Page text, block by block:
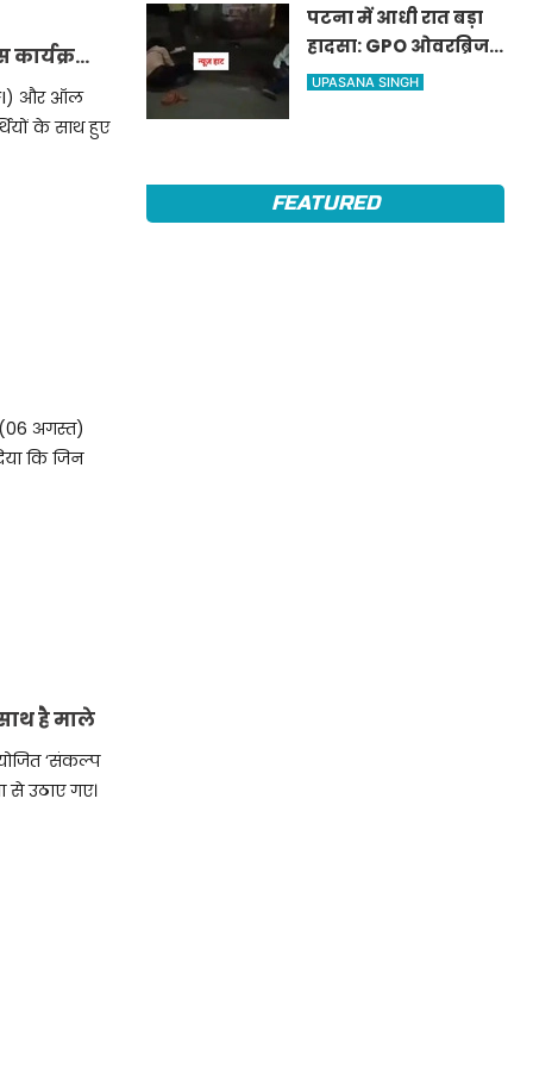
और ऑल
के साथ हुए
(06 अगस्त)
कि जिन
है माले
‘संकल्प
से उठाए गए।
पटना में आधी रात बड़ा
हादसा: GPO ओवरब्रिज
से नीचे गिरे टेंपो सवार,
UPASANA SINGH
FEATURED